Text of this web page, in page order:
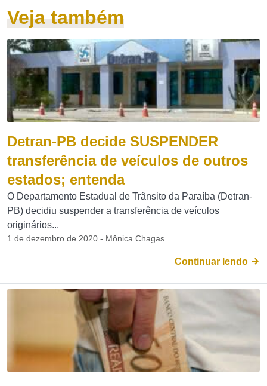
Veja também
Detran-PB decide SUSPENDER
transferência de veículos de outros
estados; entenda
O Departamento Estadual de Trânsito da Paraíba (Detran-
PB) decidiu suspender a transferência de veículos
originários...
1 de dezembro de 2020 - Mônica Chagas
Continuar lendo